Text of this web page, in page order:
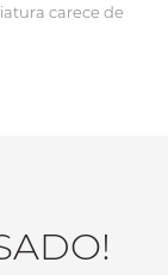
carece de